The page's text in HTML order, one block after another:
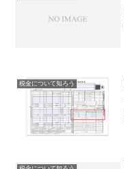
税金について知ろう